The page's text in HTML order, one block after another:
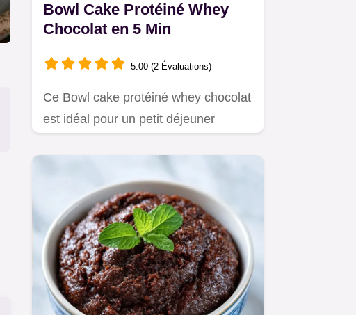
Bowl Cake Protéiné Whey
Chocolat en 5 Min
5.00 (2 Évaluations)
Ce Bowl cake protéiné whey chocolat
est idéal pour un petit déjeuner